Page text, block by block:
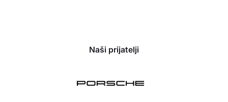
Naši prijatelji